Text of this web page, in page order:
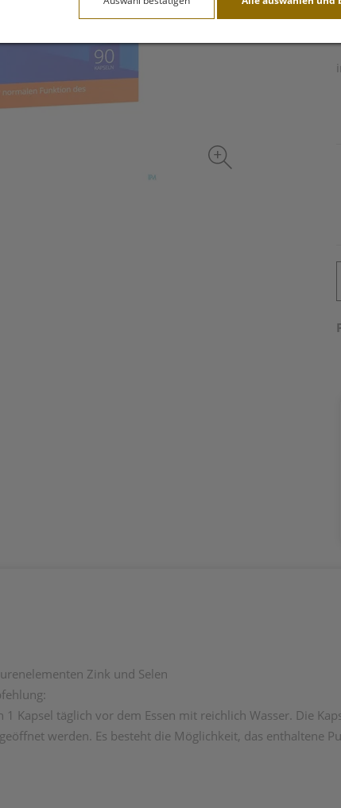
Zink und Selen
1 Kapsel täglich vor dem Essen mit reichlich Wasser. Die
werden. Es besteht die Möglichkeit, das enthaltene